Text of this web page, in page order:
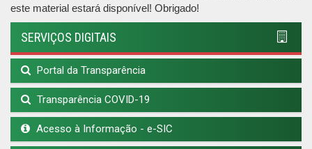
este material estará disponível! Obrigado!
SERVIÇOS DIGITAIS
Portal da Transparência
Transparência COVID-19
Acesso à Informação - e-SIC